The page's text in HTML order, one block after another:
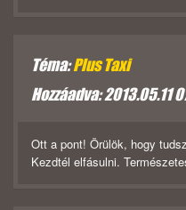
Téma:Plus Taxi
Hozzáadva: 2013.05.11
Ott a pont! Örülök, hogy
Kezdtél elfásulni.